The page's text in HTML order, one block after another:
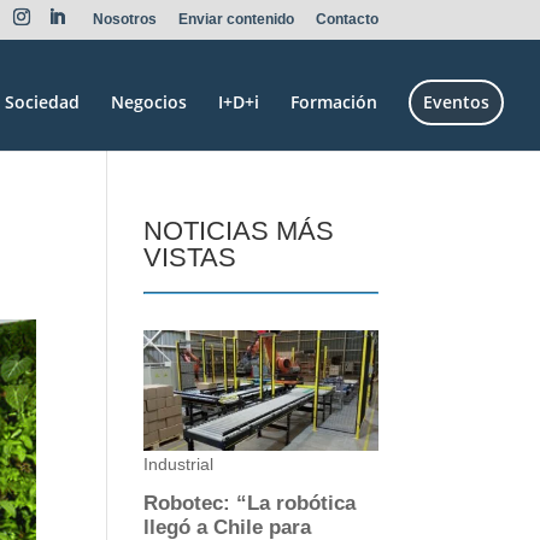
Nosotros Enviar contenido Contacto
Sociedad Negocios I+D+i Formación Eventos
NOTICIAS MÁS
VISTAS